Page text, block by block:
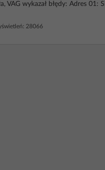
VAG wykazał błędy: Adres 01:
28066